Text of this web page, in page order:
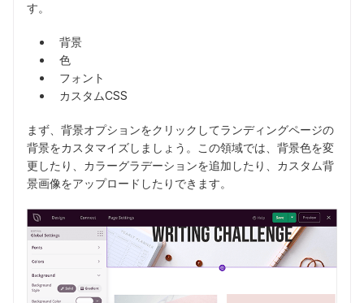
す。
背景
色
フォント
カスタムCSS
まず、背景オプションをクリックしてランディングページの
背景をカスタマイズしましょう。この領域では、背景色を変
更したり、カラーグラデーションを追加したり、カスタム背
景画像をアップロードしたりできます。